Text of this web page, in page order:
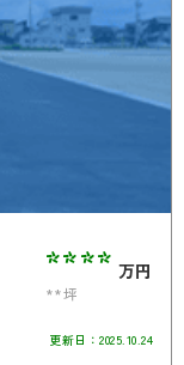
**** 万円
**坪
更新日： 2025.10.24